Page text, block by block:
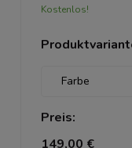
Kostenlos!
Preis:
149,00 €